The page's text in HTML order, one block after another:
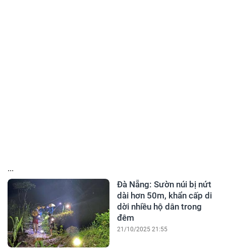
...
Đà Nẵng: Sườn núi bị nứt
dài hơn 50m, khẩn cấp di
dời nhiều hộ dân trong
đêm
21/10/2025 21:55